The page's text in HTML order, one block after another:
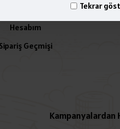
Tekrar
Hesabım
Sipariş Geçmişi
Kampanyalardan